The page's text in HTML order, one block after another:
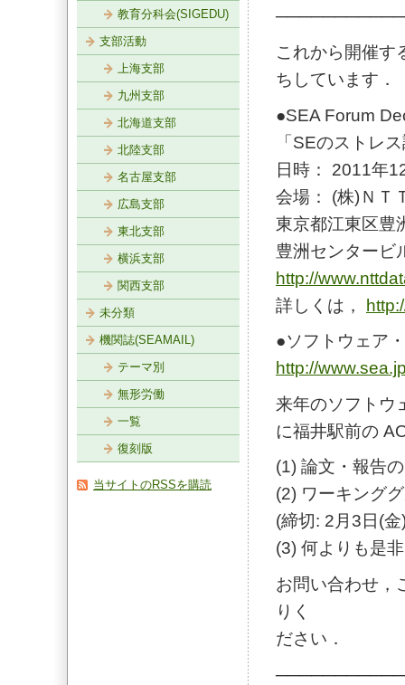
これから開催す
ちしています．
●SEA Forum
「SEのストレ
日時： 2011年
会場： (株)ＮＴ
東京都江東区豊
豊洲センタービ
http://
詳しくは，
●ソフトウェア
http://
来年のソフトウ
に福井駅前の
(1) 論文・報告
(2) ワーキング
(締切: 2月3日(金
(3) 何よりも是
お問い合わせ，
りく
ださい．
教育分科会(SIGEDU)
支部活動
上海支部
九州支部
北海道支部
北陸支部
名古屋支部
広島支部
東北支部
横浜支部
関西支部
未分類
機関誌(SEAMAIL)
テーマ別
無形労働
一覧
復刻版
当サイトのRSSを購読